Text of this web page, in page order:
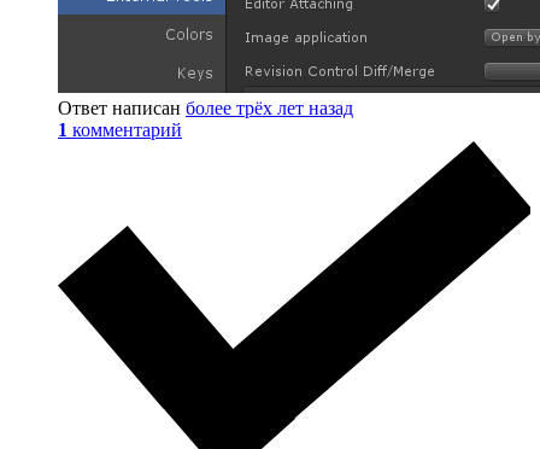
Ответ написан более трёх лет назад
1 комментарий